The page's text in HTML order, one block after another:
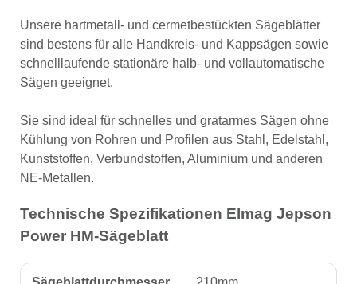
Unsere hartmetall- und cermetbestückten Sägeblätter
sind bestens für alle Handkreis- und Kappsägen sowie
schnelllaufende stationäre halb- und vollautomatische
Sägen geeignet.
Sie sind ideal für schnelles und gratarmes Sägen ohne
Kühlung von Rohren und Profilen aus Stahl, Edelstahl,
Kunststoffen, Verbundstoffen, Aluminium und anderen
NE-Metallen.
Technische Spezifikationen Elmag Jepson
Power HM-Sägeblatt